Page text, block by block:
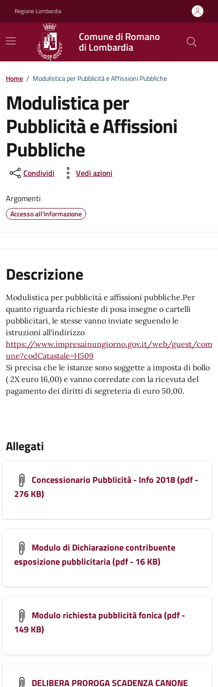
Regione Lombardia
Comune di Romano
di Lombardia
Home / Modulistica per Pubblicità e Affissioni Pubbliche
Modulistica per
Pubblicità e Affissioni
Pubbliche
Condividi Vedi azioni
Argomenti
Accesso all'informazione
Descrizione
Modulistica per pubblicità e affissioni pubbliche.Per
quanto riguarda richieste di posa insegne o cartelli
pubblicitari, le stesse vanno inviate seguendo le
istruzioni all'indirizzo
https://www.impresainungiorno.gov.it/web/guest/com
une?codCatastale=H509
Si precisa che le istanze sono soggette a imposta di bollo
( 2X euro 16,00) e vanno corredate con la ricevuta del
pagamento dei diritti di segreteria di euro 50,00.
Allegati
Concessionario Pubblicità - Info 2018 (pdf -
276 KB)
Modulo di Dichiarazione contribuente
esposizione pubblicitaria (pdf - 16 KB)
Modulo richiesta pubblicità fonica (pdf -
149 KB)
DELIBERA PROROGA SCADENZA CANONE